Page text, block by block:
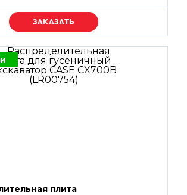
Уточняйте цену
плита